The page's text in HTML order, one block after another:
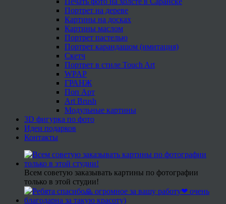
Портрет на дереве
Картины на досках
Картины маслом
Портрет пастелью
Портрет карандашом (имитация)
Скетч
Портрет в стиле Touch Art
WPAP
ГРАНЖ
Поп Арт
Art Brush
Модульные картины
3D фигурка по фото
Идеи подарков
Контакты
Всем советую заказывать картины по фотографии
только в этой студии!